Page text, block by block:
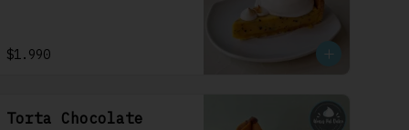
$1.990
Torta Chocolate